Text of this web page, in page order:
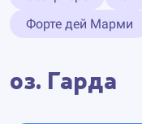
Форте дей Марми
оз. Гарда